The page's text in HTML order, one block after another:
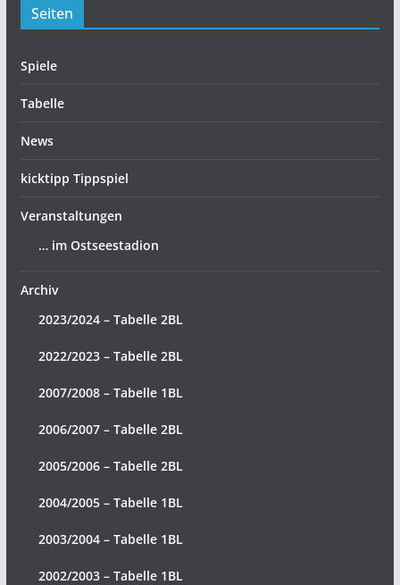
Seiten
Spiele
Tabelle
News
kicktipp Tippspiel
Veranstaltungen
… im Ostseestadion
Archiv
2023/2024 – Tabelle 2BL
2022/2023 – Tabelle 2BL
2007/2008 – Tabelle 1BL
2006/2007 – Tabelle 2BL
2005/2006 – Tabelle 2BL
2004/2005 – Tabelle 1BL
2003/2004 – Tabelle 1BL
2002/2003 – Tabelle 1BL